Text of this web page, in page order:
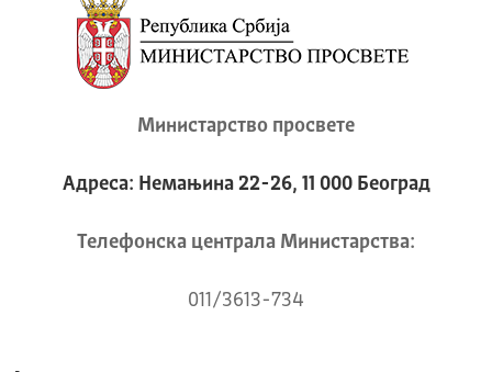
Министарство просвете
Адреса: Немањина 22-26, 11 000 Београд
Телeфонска централа Mинистарства:
011/3613-734